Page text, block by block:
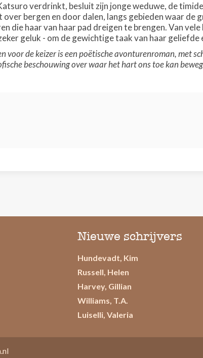
verdrinkt, besluit zijn jonge weduwe, de
bergen en door dalen, langs gebieden waar
die haar van haar pad dreigen te brengen. Van
geluk - om de gewichtige taak van haar
voor de keizer is een poëtische avonturenroman, met
beschouwing over waar het hart ons toe kan
Nieuwe schrijvers
Hundevadt, Kim
Russell, Helen
Harvey, Gillian
Williams, T.A.
Luiselli, Valeria